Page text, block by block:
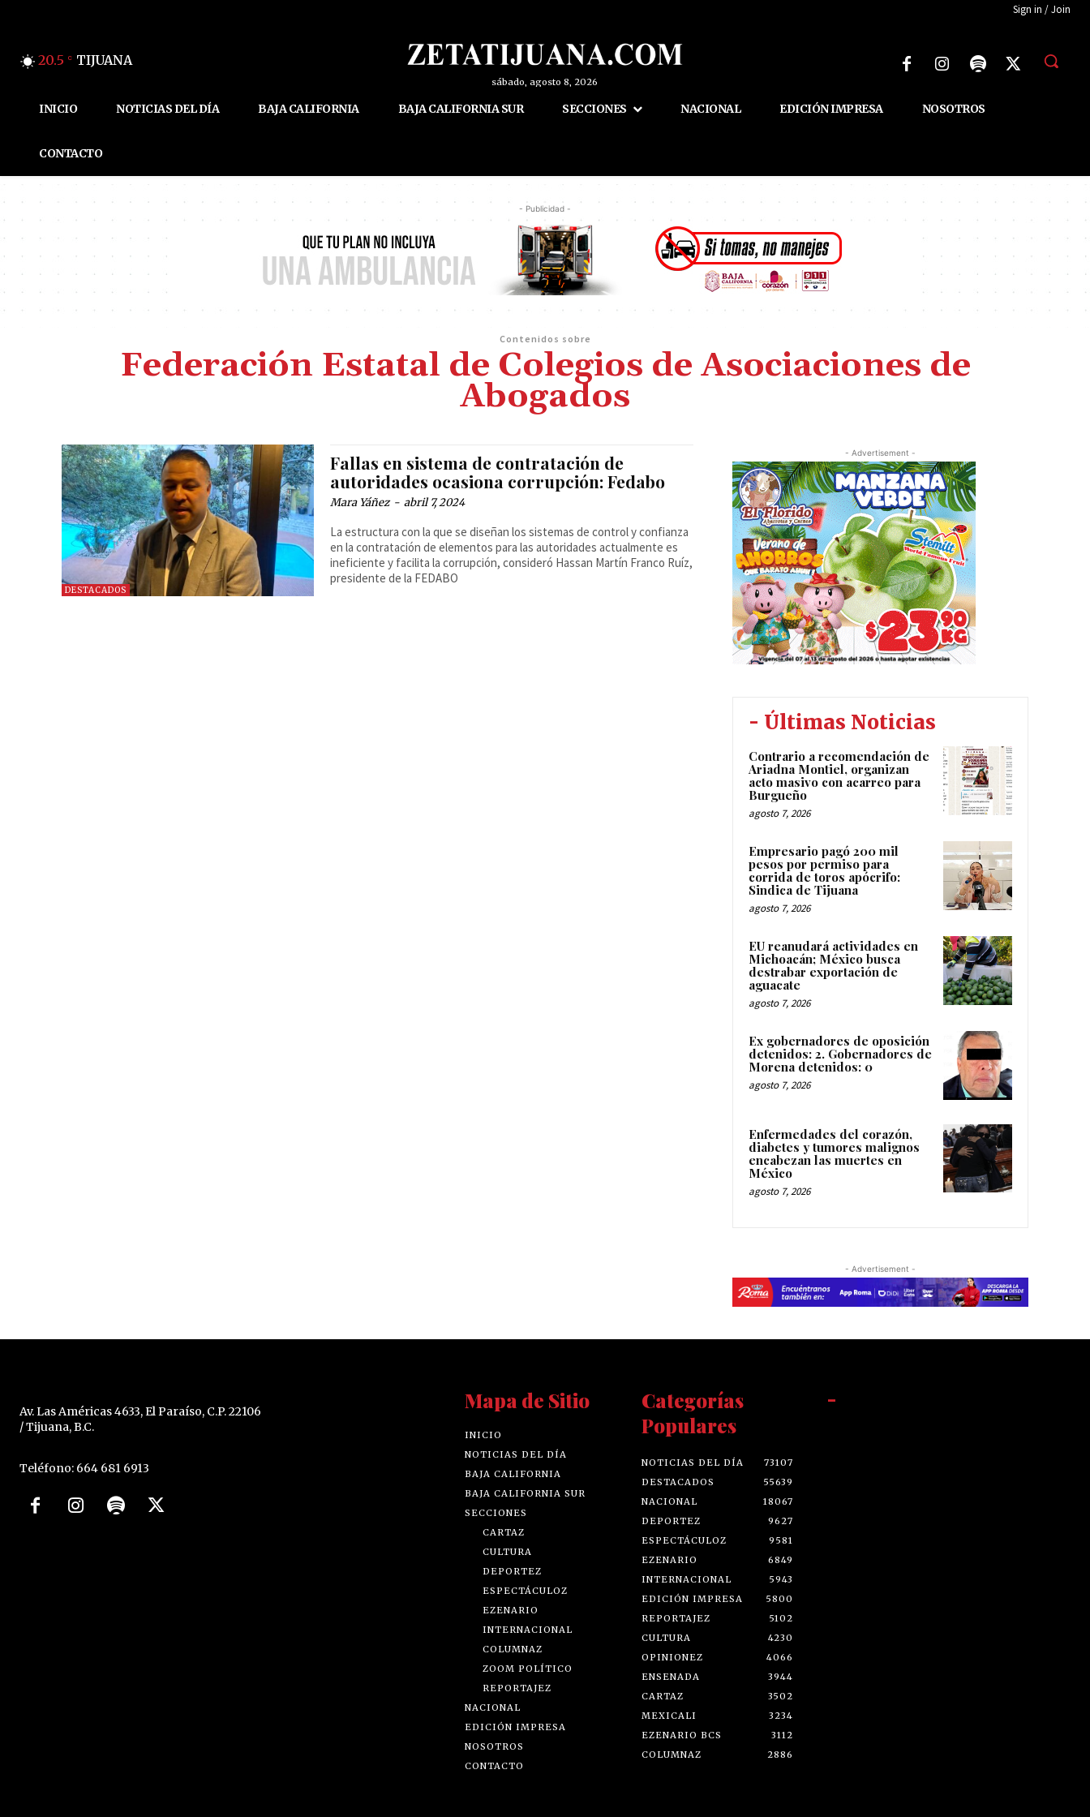
Sign in / Join
20.5 C TIJUANA
sábado, agosto 8, 2026
INICIO NOTICIAS DEL DÍA BAJA CALIFORNIA BAJA CALIFORNIA SUR SECCIONES NACIONAL EDICIÓN IMPRESA NOSOTROS
CONTACTO
- Publicidad -
Contenidos sobre
Federación Estatal de Colegios de Asociaciones de
Abogados
DESTACADOS
Fallas en sistema de contratación de
autoridades ocasiona corrupción: Fedabo
Mara Yáñez - abril 7, 2024
La estructura con la que se diseñan los sistemas de control y confianza
en la contratación de elementos para las autoridades actualmente es
ineficiente y facilita la corrupción, consideró Hassan Martín Franco Ruíz,
presidente de la FEDABO
- Advertisement -
- Últimas Noticias
Contrario a recomendación de
Ariadna Montiel, organizan
acto masivo con acarreo para
Burgueño
agosto 7, 2026
Empresario pagó 200 mil
pesos por permiso para
corrida de toros apócrifo:
Sindica de Tijuana
agosto 7, 2026
EU reanudará actividades en
Michoacán; México busca
destrabar exportación de
aguacate
agosto 7, 2026
Ex gobernadores de oposición
detenidos: 2. Gobernadores de
Morena detenidos: 0
agosto 7, 2026
Enfermedades del corazón,
diabetes y tumores malignos
encabezan las muertes en
México
agosto 7, 2026
- Advertisement -
Av. Las Américas 4633, El Paraíso, C.P. 22106
/ Tijuana, B.C.
Teléfono: 664 681 6913
Mapa de Sitio
INICIO
NOTICIAS DEL DÍA
BAJA CALIFORNIA
BAJA CALIFORNIA SUR
SECCIONES
CARTAZ
CULTURA
DEPORTEZ
ESPECTÁCULOZ
EZENARIO
INTERNACIONAL
COLUMNAZ
ZOOM POLÍTICO
REPORTAJEZ
NACIONAL
EDICIÓN IMPRESA
NOSOTROS
CONTACTO
Categorías
Populares
NOTICIAS DEL DÍA
73107
DESTACADOS
55639
NACIONAL
18067
DEPORTEZ
9627
ESPECTÁCULOZ
9581
EZENARIO
6849
INTERNACIONAL
5943
EDICIÓN IMPRESA
5800
REPORTAJEZ
5102
CULTURA
4230
OPINIONEZ
4066
ENSENADA
3944
CARTAZ
3502
MEXICALI
3234
EZENARIO BCS
3112
COLUMNAZ
2886
-